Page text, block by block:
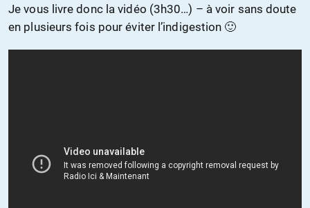
Je vous livre donc la vidéo (3h30…) – à voir sans doute
en plusieurs fois pour éviter l’indigestion 🙂